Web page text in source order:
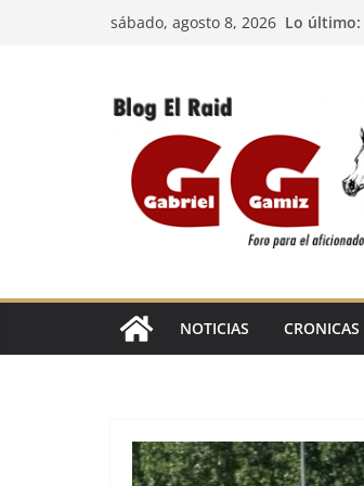
sábado, agosto 8, 2026 Lo último:
EL
NOTICIAS CRONICAS